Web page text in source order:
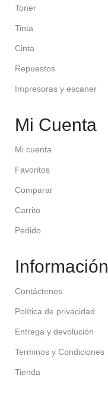
Toner
Tinta
Cinta
Repuestos
Impresoras y escaner
Mi Cuenta
Mi cuenta
Favoritos
Comparar
Carrito
Pedido
Información
Contáctenos
Política de privacidad
Entrega y devolución
Terminos y Condiciones
Tienda